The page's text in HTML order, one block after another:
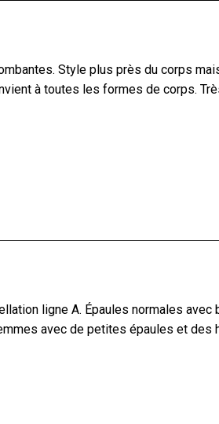
Style plus près du corps
à toutes les formes de corps.
ligne A. Épaules normales avec
avec de petites épaules et des